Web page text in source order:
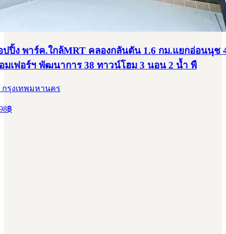
ปิ้ง พาร์ค.ใกล้MRT คลองกลันตัน 1.6 กม.แยกอ่อนนุช
มเฟอร์ฯ พัฒนาการ 38 ทาวน์โฮม 3 นอน 2 น้ำ พื
กรุงเทพมหานคร
฿